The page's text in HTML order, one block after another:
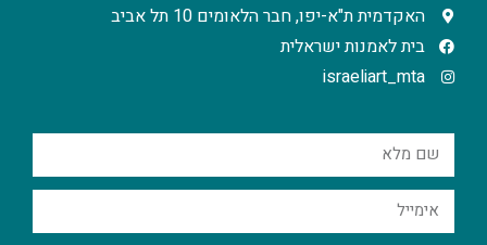
האקדמית ת"א-יפו, חבר הלאומים 10 תל אביב
בית לאמנות ישראלית
israeliart_mta